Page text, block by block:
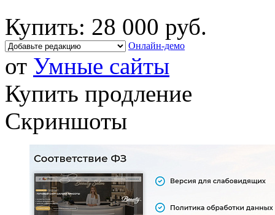
Купить: 28 000 руб.
Онлайн-демо
от Умные сайты
Купить продление
Скриншоты